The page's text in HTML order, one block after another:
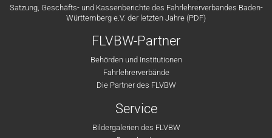
Satzung, Geschäfts- und Kassenberichte des Fahrlehrerverbandes Baden-
Württemberg e.V. der letzten Jahre (PDF)
FLVBW-Partner
Behörden und Institutionen
Fahrlehrerverbände
Die Partner des FLVBW
Service
Bildergalerien des FLVBW